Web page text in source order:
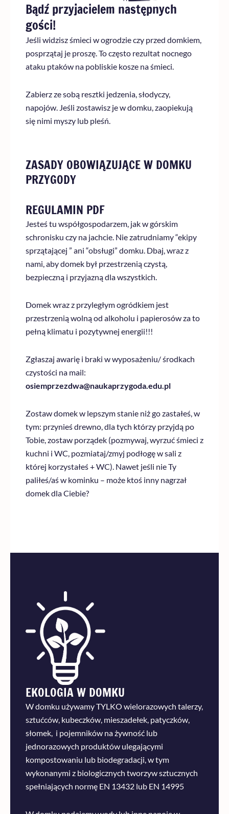
Bądź przyjacielem następnych
gości!
Jeśli widzisz śmieci w ogrodzie czy przed domkiem,
posprzątaj je proszę. To często rezultat nocnego
ataku ptaków na pobliskie kosze na śmieci.
Zabierz ze sobą resztki jedzenia, słodyczy,
napojów. Jeśli zostawisz je w domku, zaopiekują
się nimi myszy lub pleśń.
ZASADY OBOWIĄZUJĄCE W DOMKU
PRZYGODY
REGULAMIN PDF
Jesteś tu współgospodarzem, jak w górskim
schronisku czy na jachcie. Nie zatrudniamy “ekipy
sprzątającej ” ani “obsługi” domku. Dbaj, wraz z
nami, aby domek był przestrzenią czystą,
bezpieczną i przyjazną dla wszystkich.
Domek wraz z przyległym ogródkiem jest
przestrzenią wolną od alkoholu i papierosów za to
pełną klimatu i pozytywnej energii!!!
Zgłaszaj awarię i braki w wyposażeniu/ środkach
czystości na mail:
osiemprzezdwa@naukaprzygoda.edu.pl
Zostaw domek w lepszym stanie niż go zastałeś, w
tym: przynieś drewno, dla tych którzy przyjdą po
Tobie, zostaw porządek (pozmywaj, wyrzuć śmieci z
kuchni i WC, pozmiataj/zmyj podłogę w sali z
której korzystałeś + WC). Nawet jeśli nie Ty
paliłeś/aś w kominku – może ktoś inny nagrzał
domek dla Ciebie?
EKOLOGIA W DOMKU
W domku używamy TYLKO wielorazowych talerzy,
sztućców, kubeczków, mieszadełek, patyczków,
słomek, i pojemników na żywność lub
jednorazowych produktów ulegającymi
kompostowaniu lub biodegradacji, w tym
wykonanymi z biologicznych tworzyw sztucznych
spełniających normę EN 13432 lub EN 14995